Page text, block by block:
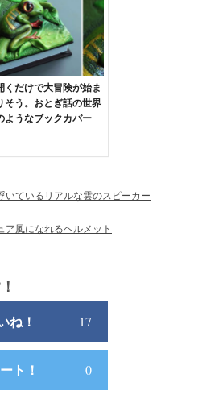
くだけで大冒険が始ま
そう。おとぎ話の世界
ようなブックカバー
いているリアルな雲のスピーカー
ア風になれるヘルメット
ね！ 17
ト！ 0